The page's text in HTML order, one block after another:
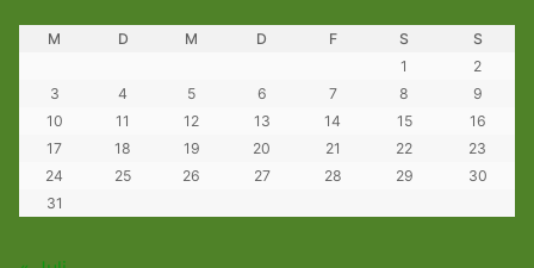
M D M D F S
S
1
2
3
4 5 6 7 8
9
10
11 12 13 14 15
16
17
18 19 20 21 22
23
24
25 26 27 28 29
30
31